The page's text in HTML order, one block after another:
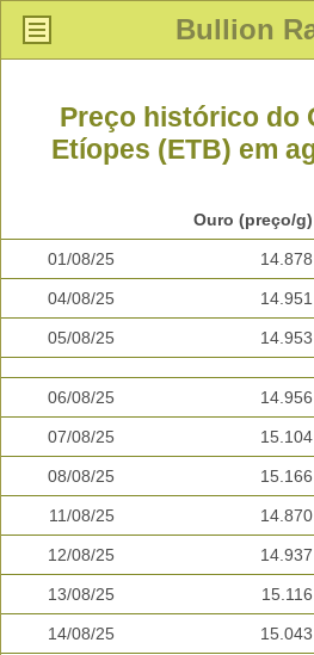
Bullion
Preço histórico do
Etíopes (ETB) em
Ouro (preço/g)
01/08/25 14.878
04/08/25 14.951
05/08/25 14.953
06/08/25 14.956
07/08/25 15.104
08/08/25 15.166
11/08/25 14.870
12/08/25 14.937
13/08/25 15.116
14/08/25 15.043